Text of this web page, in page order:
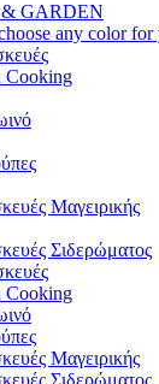
GARDEN
any color
Cooking
Μαγειρικής
Σιδερώματος
Cooking
Μαγειρικής
Σιδερώματος